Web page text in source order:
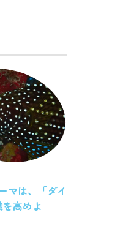
マは、「ダイ
を高めよ